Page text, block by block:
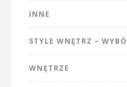
INNE
STYLE WNĘTRZ –
WNĘTRZE